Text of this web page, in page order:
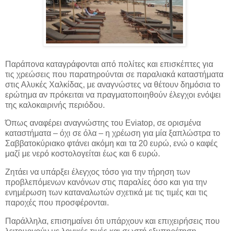
Παράπονα καταγράφονται από πολίτες και επισκέπτες για
τις χρεώσεις που παρατηρούνται σε παραλιακά καταστήματα
στις Αλυκές Χαλκίδας, με αναγνώστες να θέτουν δημόσια το
ερώτημα αν πρόκειται να πραγματοποιηθούν έλεγχοι ενόψει
της καλοκαιρινής περιόδου.
Όπως αναφέρει αναγνώστης του Eviatop, σε ορισμένα
καταστήματα – όχι σε όλα – η χρέωση για μία ξαπλώστρα το
Σαββατοκύριακο φτάνει ακόμη και τα 20 ευρώ, ενώ ο καφές
μαζί με νερό κοστολογείται έως και 6 ευρώ.
Ζητάει να υπάρξει έλεγχος τόσο για την τήρηση των
προβλεπόμενων κανόνων στις παραλίες όσο και για την
ενημέρωση των καταναλωτών σχετικά με τις τιμές και τις
παροχές που προσφέρονται.
Παράλληλα, επισημαίνει ότι υπάρχουν και επιχειρήσεις που